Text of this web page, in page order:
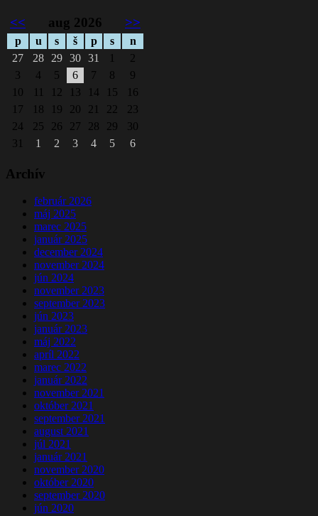
<< aug 2026 >>
p u s š p s
n
27
28 29 30 31 1
2
3
4 5 6 7 8
9
10
11 12 13 14 15
16
17
18 19 20 21 22
23
24
25 26 27 28 29
30
31
1 2 3 4 5 6
Archív
február 2026
máj 2025
marec 2025
január 2025
december 2024
november 2024
jún 2024
november 2023
september 2023
jún 2023
január 2023
máj 2022
apríl 2022
marec 2022
január 2022
november 2021
október 2021
september 2021
august 2021
júl 2021
január 2021
november 2020
október 2020
september 2020
jún 2020